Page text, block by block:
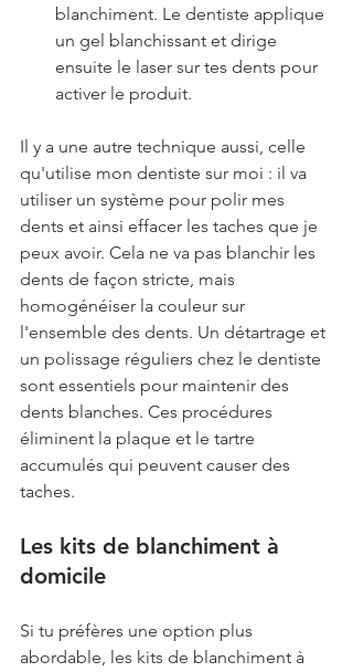
blanchiment. Le dentiste applique
un gel blanchissant et dirige
ensuite le laser sur tes dents pour
activer le produit.
Il y a une autre technique aussi, celle
qu'utilise mon dentiste sur moi : il va
utiliser un système pour polir mes
dents et ainsi effacer les taches que je
peux avoir. Cela ne va pas blanchir les
dents de façon stricte, mais
homogénéiser la couleur sur
l'ensemble des dents. Un détartrage et
un polissage réguliers chez le dentiste
sont essentiels pour maintenir des
dents blanches. Ces procédures
éliminent la plaque et le tartre
accumulés qui peuvent causer des
taches.
Les kits de blanchiment à
domicile
Si tu préfères une option plus
abordable, les kits de blanchiment à